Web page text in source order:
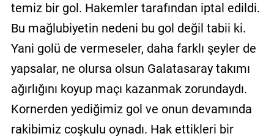
temiz bir gol. Hakemler tarafından iptal edildi.
Bu mağlubiyetin nedeni bu gol değil tabii ki.
Yani golü de vermeseler, daha farklı şeyler de
yapsalar, ne olursa olsun Galatasaray takımı
ağırlığını koyup maçı kazanmak zorundaydı.
Kornerden yediğimiz gol ve onun devamında
rakibimiz coşkulu oynadı. Hak ettikleri bir